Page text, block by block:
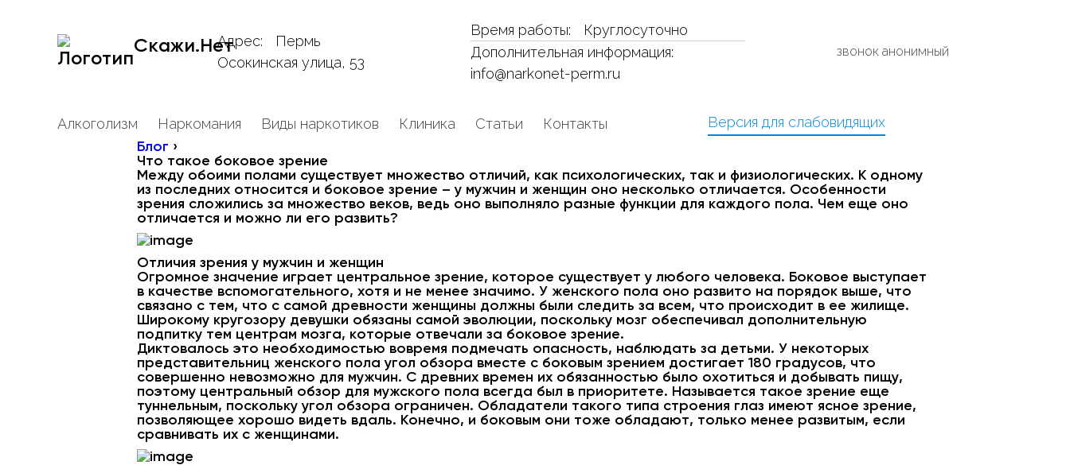
Скажи.НетАдрес:
Пермь
Осокинская улица, 53
Время работы:
Круглосуточно
Дополнительная информация:
info@narkonet-perm.ru
звонок анонимный
Алкоголизм Наркомания Виды наркотиков Клиника Статьи Контакты Версия для слабовидящих
Блог ›
Что такое боковое зрение
Между обоими полами существует множество отличий, как психологических, так и физиологических. К одному
из последних относится и боковое зрение – у мужчин и женщин оно несколько отличается. Особенности
зрения сложились за множество веков, ведь оно выполняло разные функции для каждого пола. Чем еще оно
отличается и можно ли его развить?
Отличия зрения у мужчин и женщин
Огромное значение играет центральное зрение, которое существует у любого человека. Боковое выступает
в качестве вспомогательного, хотя и не менее значимо. У женского пола оно развито на порядок выше, что
связано с тем, что с самой древности женщины должны были следить за всем, что происходит в ее жилище.
Широкому кругозору девушки обязаны самой эволюции, поскольку мозг обеспечивал дополнительную
подпитку тем центрам мозга, которые отвечали за боковое зрение.
Диктовалось это необходимостью вовремя подмечать опасность, наблюдать за детьми. У некоторых
представительниц женского пола угол обзора вместе с боковым зрением достигает 180 градусов, что
совершенно невозможно для мужчин. С древних времен их обязанностью было охотиться и добывать пищу,
поэтому центральный обзор для мужского пола всегда был в приоритете. Называется такое зрение еще
туннельным, поскольку угол обзора ограничен. Обладатели такого типа строения глаз имеют ясное зрение,
позволяющее хорошо видеть вдаль. Конечно, и боковым они тоже обладают, только менее развитым, если
сравнивать их с женщинами.